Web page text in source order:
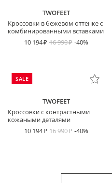
TWOFEET
Кроссовки в бежевом оттенке с
комбинированными вставками
10 194
16 990 -40%
SALE
TWOFEET
Кроссовки с контрастными
кожаными деталями
10 194
16 990 -40%